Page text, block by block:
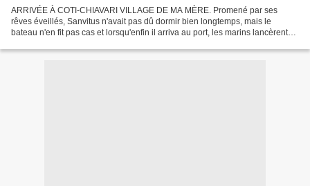
ARRIVÉE À COTI-CHIAVARI VILLAGE DE MA MÈRE. Promené par ses
rêves éveillés, Sanvitus n'avait pas dû dormir bien longtemps, mais le
bateau n'en fit pas cas et lorsqu'enfin il arriva au port, les marins lancèrent